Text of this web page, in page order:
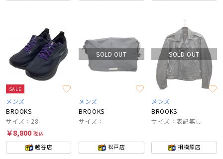
SALE
メンズ
BROOKS
サイズ：28
￥8,800税込
越谷店
SOLD OUT
メンズ
BROOKS
サイズ：
松戸店
SOLD OUT
メンズ
BROOKS
サイズ：表記無し
相模原店